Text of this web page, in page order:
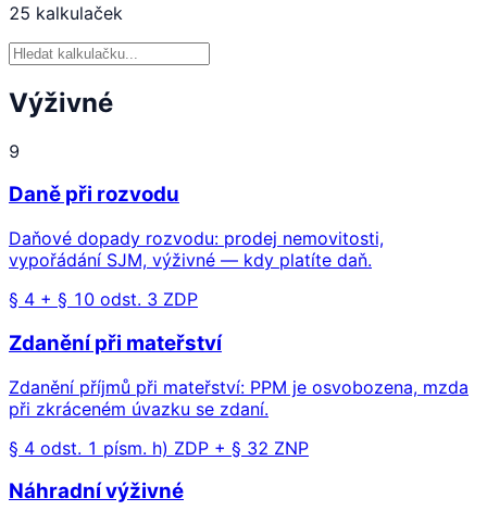
25 kalkulaček
Výživné
9
Daně při rozvodu
Daňové dopady rozvodu: prodej nemovitosti,
vypořádání SJM, výživné — kdy platíte daň.
§ 4 + § 10 odst. 3 ZDP
Zdanění při mateřství
Zdanění příjmů při mateřství: PPM je osvobozena, mzda
při zkráceném úvazku se zdaní.
§ 4 odst. 1 písm. h) ZDP + § 32 ZNP
Náhradní výživné